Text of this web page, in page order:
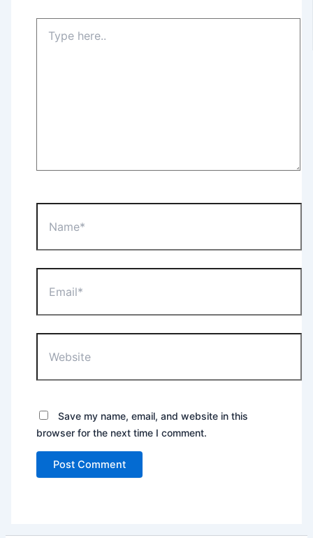
here..
Save my name, email, and website in this
browser for the next time I comment.